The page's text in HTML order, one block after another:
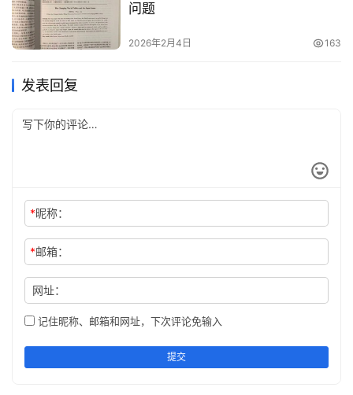
问题
2026年2月4日 163
发表回复
*昵称：
*邮箱：
网址：
记住昵称、邮箱和网址，下次评论免输入
提交